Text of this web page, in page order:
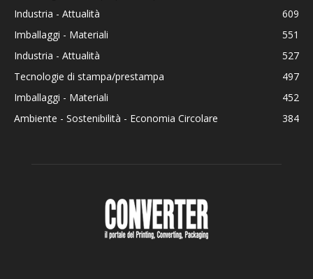
Industria - Attualità
609
Imballaggi - Materiali
551
Industria - Attualità
527
Tecnologie di stampa/prestampa
497
Imballaggi - Materiali
452
Ambiente - Sostenibilità - Economia Circolare
384